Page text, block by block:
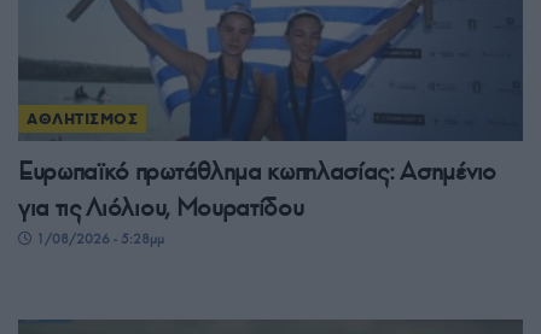
ΑΘΛΗΤΙΣΜΟΣ
Ευρωπαϊκό πρωτάθλημα κωπηλασίας: Ασημένιο
για τις Λιόλιου, Μουρατίδου
1/08/2026 - 5:28μμ